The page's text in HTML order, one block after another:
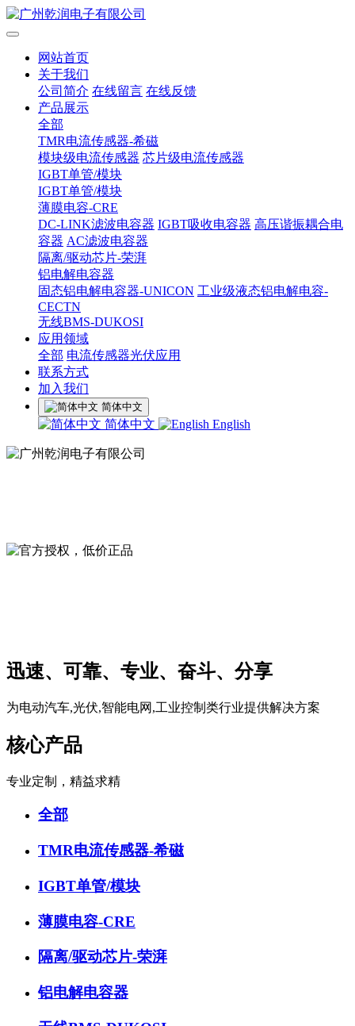
网站首页
关于我们
公司简介 在线留言 在线反馈
产品展示
全部
TMR电流传感器-希磁
模块级电流传感器 芯片级电流传感器
IGBT单管/模块
IGBT单管/模块
薄膜电容-CRE
DC-LINK滤波电容器 IGBT吸收电容器 高压谐振耦合电
容器 AC滤波电容器
隔离/驱动芯片-荣湃
铝电解电容器
固态铝电解电容器-UNICON 工业级液态铝电解电容-
CECTN
无线BMS-DUKOSI
应用领域
全部 电流传感器光伏应用
联系方式
加入我们
简体中文
简体中文 English
迅速、可靠、专业、奋斗、分享
为电动汽车,光伏,智能电网,工业控制类行业提供解决方案
核心产品
专业定制，精益求精
全部
TMR电流传感器-希磁
IGBT单管/模块
薄膜电容-CRE
隔离/驱动芯片-荣湃
铝电解电容器